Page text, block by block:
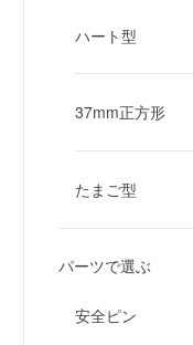
ハート型
37mm正方形
たまご型
パーツで選ぶ
安全ピン